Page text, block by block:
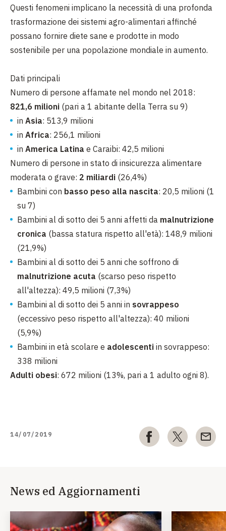
Questi fenomeni implicano la necessità di una profonda
trasformazione dei sistemi agro-alimentari affinché
possano fornire diete sane e prodotte in modo
sostenibile per una popolazione mondiale in aumento.
Dati principali
Numero di persone affamate nel mondo nel 2018:
821,6 milioni (pari a 1 abitante della Terra su 9)
in Asia: 513,9 milioni
in Africa: 256,1 milioni
in America Latina e Caraibi: 42,5 milioni
Numero di persone in stato di insicurezza alimentare
moderata o grave: 2 miliardi (26,4%)
Bambini con basso peso alla nascita: 20,5 milioni (1
su 7)
Bambini al di sotto dei 5 anni affetti da malnutrizione
cronica (bassa statura rispetto all'età): 148,9 milioni
(21,9%)
Bambini al di sotto dei 5 anni che soffrono di
malnutrizione acuta (scarso peso rispetto
all'altezza): 49,5 milioni (7,3%)
Bambini al di sotto dei 5 anni in sovrappeso
(eccessivo peso rispetto all'altezza): 40 milioni
(5,9%)
Bambini in età scolare e adolescenti in sovrappeso:
338 milioni
Adulti obesi: 672 milioni (13%, pari a 1 adulto ogni 8).
14/07/2019
News ed Aggiornamenti